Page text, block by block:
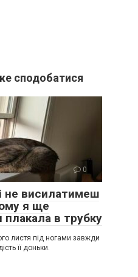
сподобатися
0
не висилатимеш
я ще
плакала в трубку
листя під ногами завжди
її доньки.